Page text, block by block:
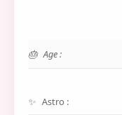
Age :
Astro :